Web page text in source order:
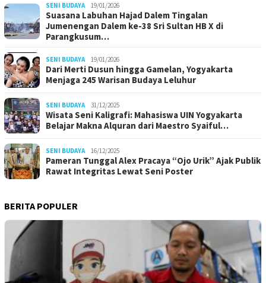
SENI BUDAYA 19/01/2026
Suasana Labuhan Hajad Dalem Tingalan
Jumenengan Dalem ke-38 Sri Sultan HB X di
Parangkusum…
SENI BUDAYA 19/01/2026
Dari Merti Dusun hingga Gamelan, Yogyakarta
Menjaga 245 Warisan Budaya Leluhur
SENI BUDAYA 31/12/2025
Wisata Seni Kaligrafi: Mahasiswa UIN Yogyakarta
Belajar Makna Alquran dari Maestro Syaiful…
SENI BUDAYA 16/12/2025
Pameran Tunggal Alex Pracaya “Ojo Urik” Ajak Publik
Rawat Integritas Lewat Seni Poster
BERITA POPULER